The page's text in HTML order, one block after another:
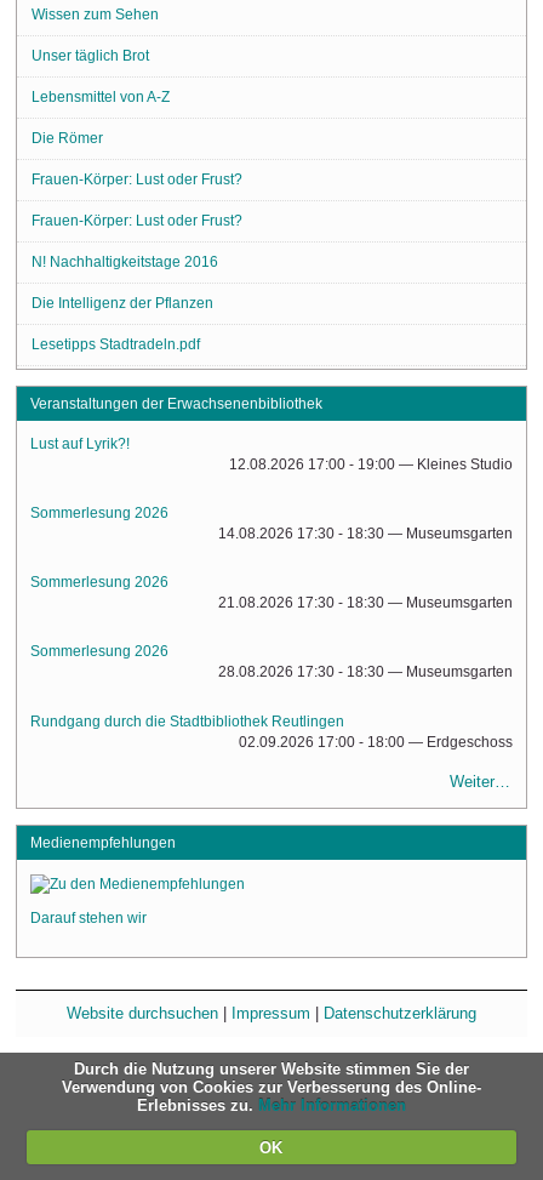
Wissen zum Sehen
Unser täglich Brot
Lebensmittel von A-Z
Die Römer
Frauen-Körper: Lust oder Frust?
Frauen-Körper: Lust oder Frust?
N! Nachhaltigkeitstage 2016
Die Intelligenz der Pflanzen
Lesetipps Stadtradeln.pdf
Veranstaltungen der Erwachsenenbibliothek
Lust auf Lyrik?!
12.08.2026 17:00 - 19:00 — Kleines Studio
Sommerlesung 2026
14.08.2026 17:30 - 18:30 — Museumsgarten
Sommerlesung 2026
21.08.2026 17:30 - 18:30 — Museumsgarten
Sommerlesung 2026
28.08.2026 17:30 - 18:30 — Museumsgarten
Rundgang durch die Stadtbibliothek Reutlingen
02.09.2026 17:00 - 18:00 — Erdgeschoss
Weiter…
Medienempfehlungen
Darauf stehen wir
Website durchsuchen Impressum Datenschutzerklärung
Durch die Nutzung unserer Website stimmen Sie der
Verwendung von Cookies zur Verbesserung des Online-
Erlebnisses zu. Mehr Informationen
OK